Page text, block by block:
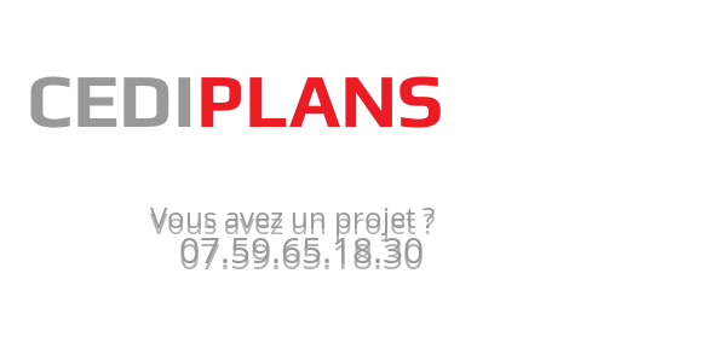
CEDIPLANS
Vous avez un projet ?
07.59.65.18.30